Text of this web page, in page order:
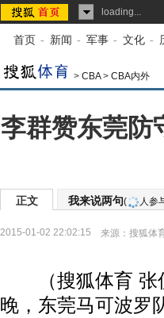
loading...
首页 - 新闻 - 军事 - 文化 -
> CBA> CBA内外
李群赞东莞防
正文 我来说两句( 人参
2015-01-02 22:02:15 来源： 搜狐体
（搜狐体育 张
晚，东莞马可波罗